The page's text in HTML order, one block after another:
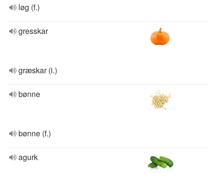
løg (f.)
gresskar
græskar (i.)
bønne
bønne (f.)
agurk